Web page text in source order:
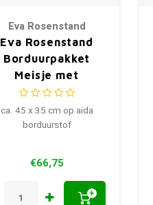
Eva Rosenstand
Eva Rosenstand
Borduurpakket
Meisje met
poppenwagen
ca. 45 x 35 cm op aida
borduurstof
€66,75
+